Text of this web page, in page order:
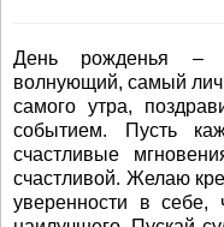
День рожденья –
волнующий, самый
самого утра,
событием. Пусть
счастливые
счастливой. Желаю
уверенности в себе,